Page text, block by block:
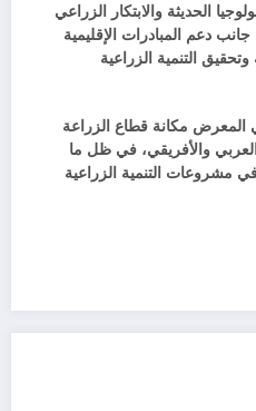
الحديثة والابتكار الزراعي
دعم المبادرات الإقليمية
وتحقيق التنمية الزراعية
مكانة قطاع الزراعة
والأفريقي، في ظل ما
مشروعات التنمية الزراعية